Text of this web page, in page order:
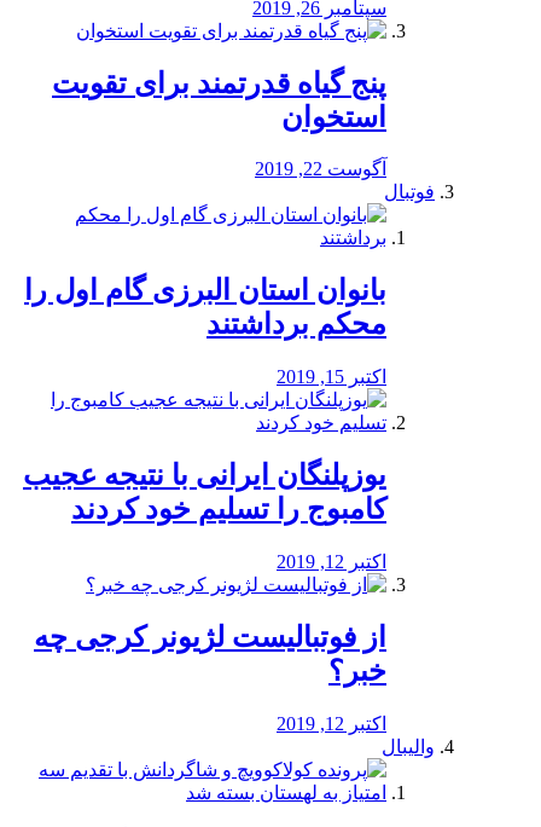
سپتامبر 26, 2019
پنج گیاه قدرتمند برای تقویت
استخوان
آگوست 22, 2019
فوتبال
بانوان استان البرزی گام اول را
محكم برداشتند
اکتبر 15, 2019
یوزپلنگان ایرانی با نتیجه عجیب
کامبوج را تسلیم خود کردند
اکتبر 12, 2019
از فوتبالیست لژیونر کرجی چه
خبر؟
اکتبر 12, 2019
والیبال